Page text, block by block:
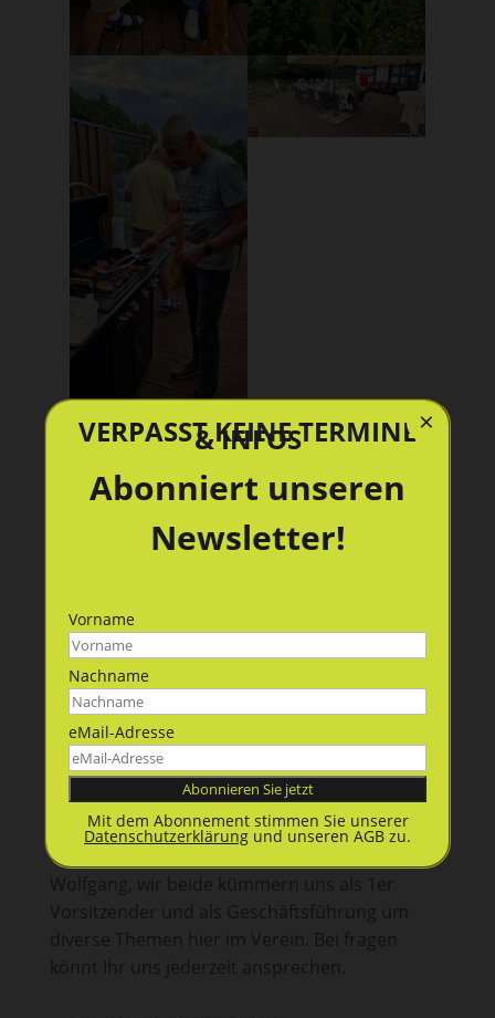
Geschrieben vonDer Vorstand
Hallo zusammen, hier schreiben Sebastian und
VERPASST KEINE TERMINE
& INFOS
Abonniert unseren
Newsletter!
Vorname
Nachname
eMail-Adresse
Mit dem Abonnement stimmen Sie unserer
Datenschutzerklärung und unseren AGB zu.
×